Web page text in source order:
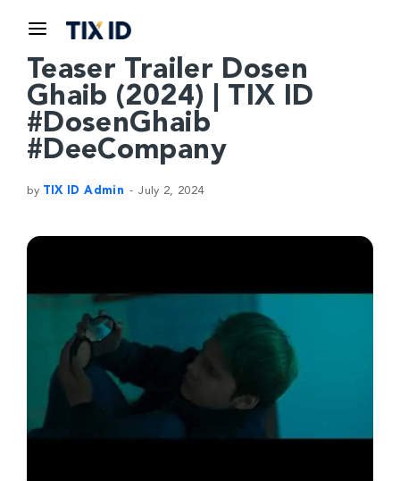
Teaser Trailer Dosen
Ghaib (2024) | TIX ID
#DosenGhaib
#DeeCompany
by TIX ID Admin July 2, 2024